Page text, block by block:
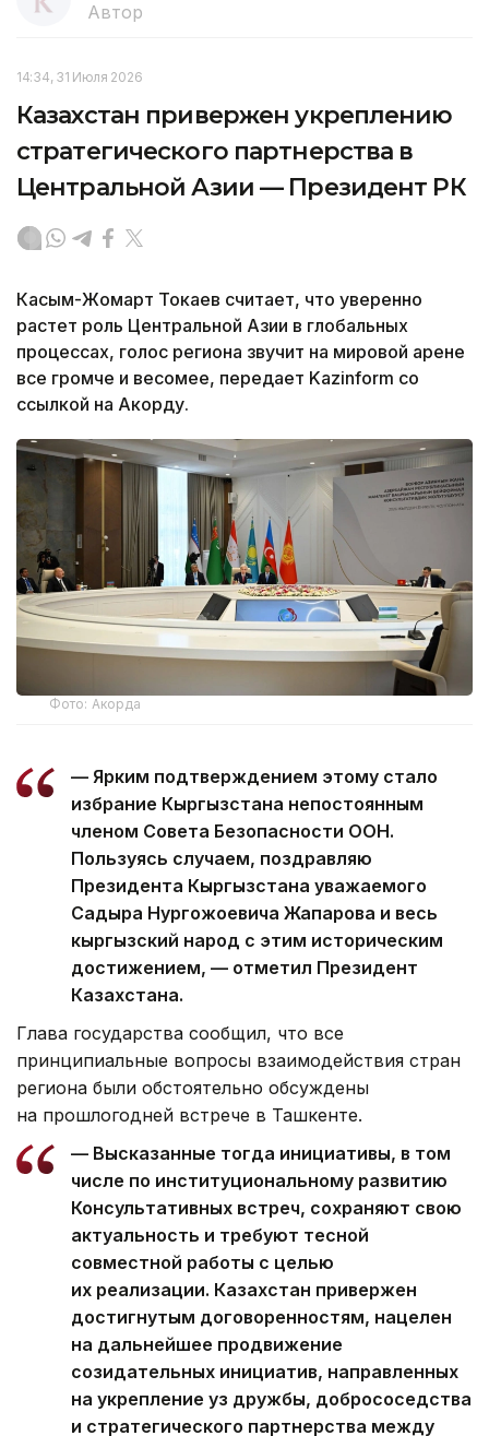
Автор
14:34, 31 Июля 2026
Казахстан привержен укреплению
стратегического партнерства в
Центральной Азии — Президент РК
Касым-Жомарт Токаев считает, что уверенно
растет роль Центральной Азии в глобальных
процессах, голос региона звучит на мировой арене
все громче и весомее, передает Kazinform со
ссылкой на Акорду.
Фото: Акорда
— Ярким подтверждением этому стало
избрание Кыргызстана непостоянным
членом Совета Безопасности ООН.
Пользуясь случаем, поздравляю
Президента Кыргызстана уважаемого
Садыра Нургожоевича Жапарова и весь
кыргызский народ с этим историческим
достижением, — отметил Президент
Казахстана.
Глава государства сообщил, что все
принципиальные вопросы взаимодействия стран
региона были обстоятельно обсуждены
на прошлогодней встрече в Ташкенте.
— Высказанные тогда инициативы, в том
числе по институциональному развитию
Консультативных встреч, сохраняют свою
актуальность и требуют тесной
совместной работы с целью
их реализации. Казахстан привержен
достигнутым договоренностям, нацелен
на дальнейшее продвижение
созидательных инициатив, направленных
на укрепление уз дружбы, добрососедства
и стратегического партнерства между